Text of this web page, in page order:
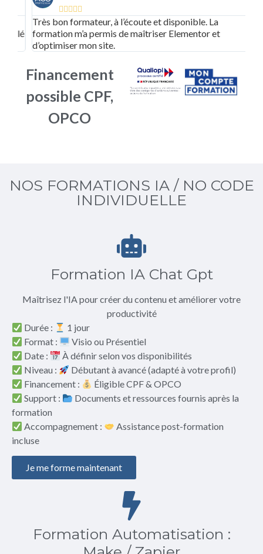
 
Très bon formateur, à l’écoute et disponible. La
formation m’a permis de maîtriser Elementor et
d’optimiser mon site.
Financement
possible CPF,
OPCO
NOS FORMATIONS IA / NO CODE
INDIVIDUELLE
Formation IA Chat Gpt
Maîtrisez l'IA pour créer du contenu et améliorer votre
productivité
Durée :
1 jour
Format :
Visio ou Présentiel
Date :
À définir selon vos disponibilités
Niveau :
Débutant à avancé (adapté à votre profil)
Financement :
Éligible CPF & OPCO
Support :
Documents et ressources fournis après la
formation
Accompagnement :
Assistance post-formation
incluse
Je me forme maintenant
Formation Automatisation :